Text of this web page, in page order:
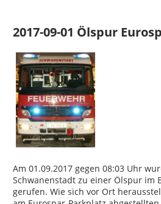
2017-09-01 Ölspur
Am 01.09.2017 gegen 08:03 Uhr
Schwanenstadt zu einer Ölspur im
gerufen. Wie sich vor Ort